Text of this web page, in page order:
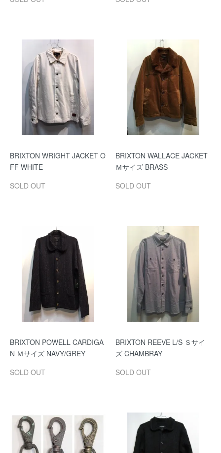
BRIXTON WRIGHT JACKET O
FF WHITE
SOLD OUT
BRIXTON WALLACE JACKET
Ｍサイズ BRASS
SOLD OUT
BRIXTON POWELL CARDIGA
N Ｍサイズ NAVY/GREY
SOLD OUT
BRIXTON REEVE L/S Ｓサイ
ズ CHAMBRAY
SOLD OUT